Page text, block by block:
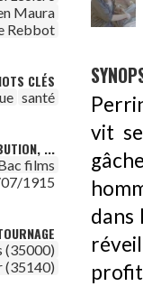
Maura
Rebbot
CLÉS
santé
...
films
1915
(35000)
(35140)
vit
dans